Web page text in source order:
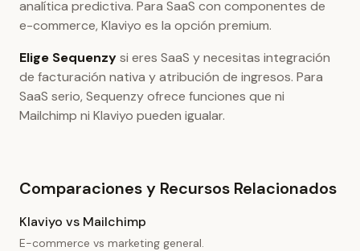
analítica predictiva. Para SaaS con componentes de
e-commerce, Klaviyo es la opción premium.
Elige Sequenzysi eres SaaS y necesitas integración
de facturación nativa y atribución de ingresos. Para
SaaS serio, Sequenzy ofrece funciones que ni
Mailchimp ni Klaviyo pueden igualar.
Comparaciones y Recursos Relacionados
Klaviyo vs Mailchimp
E-commerce vs marketing general.